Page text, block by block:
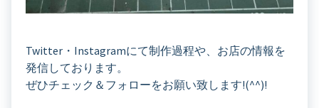
Twitter・Instagramにて制作過程や、お店の情報を
発信しております。
ぜひチェック＆フォローをお願い致します!(^^)!